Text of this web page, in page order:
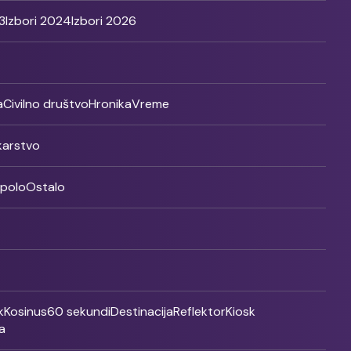
Izbori 2024Izbori 2026
Civilno društvoHronikaVreme
Ostalo
Kosinus60 sekundiDestinacijaReflektorKiosk